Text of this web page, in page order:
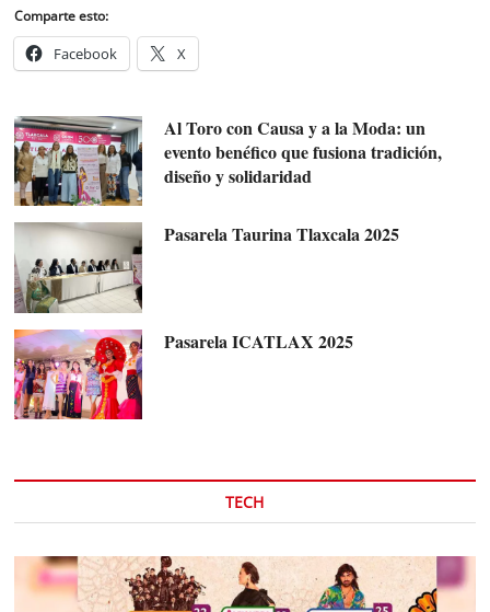
Comparte esto:
Facebook X
Al Toro con Causa y a la Moda: un
evento benéfico que fusiona tradición,
diseño y solidaridad
Pasarela Taurina Tlaxcala 2025
Pasarela ICATLAX 2025
TECH